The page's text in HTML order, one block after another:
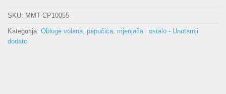
SKU: MMT CP10055
Kategorija: Obloge volana, papučica, mjenjača i ostalo - Unutarnji
dodatci